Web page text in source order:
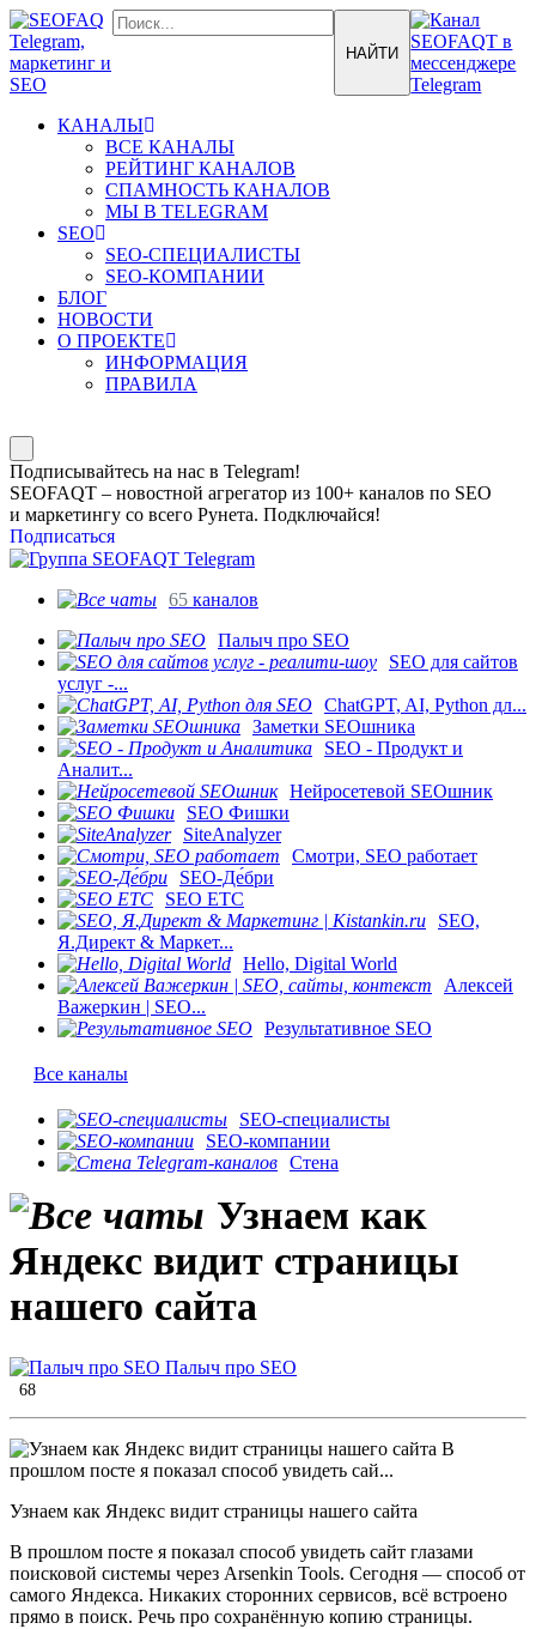
КАНАЛЫ
ВСЕ КАНАЛЫ
РЕЙТИНГ КАНАЛОВ
СПАМНОСТЬ КАНАЛОВ
МЫ В TELEGRAM
SEO
SEO-СПЕЦИАЛИСТЫ
SEO-КОМПАНИИ
БЛОГ
НОВОСТИ
О ПРОЕКТЕ
ИНФОРМАЦИЯ
ПРАВИЛА
Подписывайтесь на нас в Telegram!
SEOFAQT – новостной агрегатор из 100+ каналов по SEO
и маркетингу со всего Рунета. Подключайся!
Подписаться
65 каналов
Палыч про SEO
SEO для сайтов
услуг -...
ChatGPT, AI, Python дл...
Заметки SEOшника
SEO - Продукт и
Аналит...
Нейросетевой SEOшник
SEO Фишки
SiteAnalyzer
Смотри, SEO работает
SEO-Де́бри
SEO ETC
SEO,
Я.Директ & Маркет...
Hello, Digital World
Алексей
Важеркин | SEO...
Результативное SEO
Все каналы
SEO-специалисты
SEO-компании
Стена
Узнаем как
Яндекс видит страницы
нашего сайта
Палыч про SEO
68
Узнаем как Яндекс видит страницы нашего сайта
В прошлом посте я показал способ увидеть сайт глазами
поисковой системы через Arsenkin Tools. Сегодня — способ от
самого Яндекса. Никаких сторонних сервисов, всё встроено
прямо в поиск. Речь про сохранённую копию страницы.